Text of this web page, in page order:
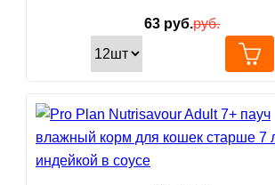
63 руб.руб.